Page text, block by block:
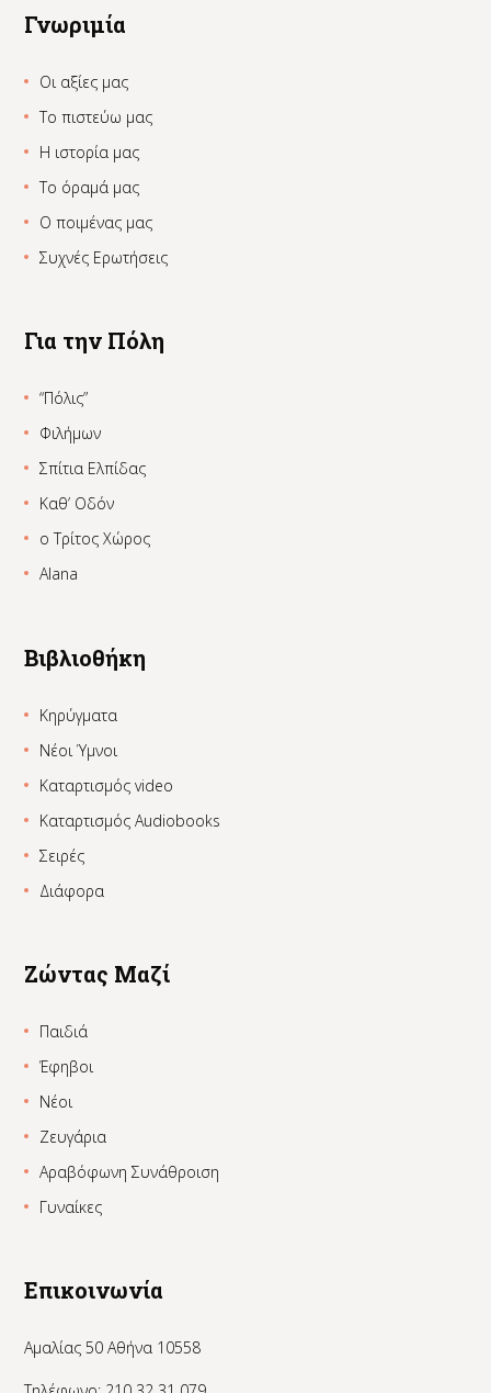
Γνωριμία
Οι αξίες μας
Το πιστεύω μας
Η ιστορία μας
Το όραμά μας
Ο ποιμένας μας
Συχνές Ερωτήσεις
Για την Πόλη
“Πόλις”
Φιλήμων
Σπίτια Ελπίδας
Καθ’ Οδόν
ο Τρίτος Χώρος
Alana
Βιβλιοθήκη
Κηρύγματα
Νέοι Ύμνοι
Καταρτισμός video
Καταρτισμός Audiobooks
Σειρές
Διάφορα
Ζώντας Μαζί
Παιδιά
Έφηβοι
Νέοι
Ζευγάρια
Αραβόφωνη Συνάθροιση
Γυναίκες
Επικοινωνία
Αμαλίας 50 Αθήνα 10558